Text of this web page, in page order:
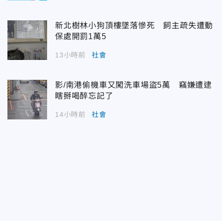
新北樹林小狗頂樓墜落慘死 飼主疏失遭動
保處開罰1萬5
13小時前 社會
影/南港偷機車又闖洗車場盜5萬 竊嫌遭逮
瞎掰喝醉忘記了
14小時前 社會